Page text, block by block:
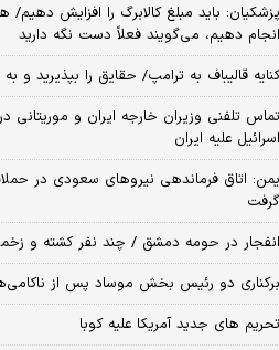
پزشکیان: باید مبلغ کالابرگ را افزایش
انجام دهیم، می‌گویند فعلاً دست نگه دارید
کنایه قالیباف به ترامپ/ حقایق را بپذیرید و
تماس تلفنی وزیران خارجه ایران و موریتانی
اسرائیل علیه ایران
یمن: اتاق فرماندهی نیروهای سعودی در
گرفت
انفجار در حومه دمشق / چند نفر کشته و
برکناری دو رئیس بخش موساد پس از ناکامی‌ها
تحریم های جدید آمریکا علیه کوبا